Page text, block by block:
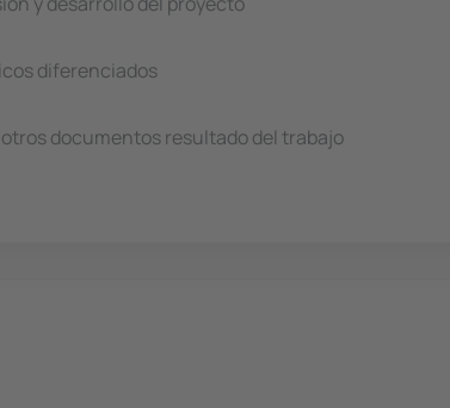
diferenciados
documentos resultado del trabajo